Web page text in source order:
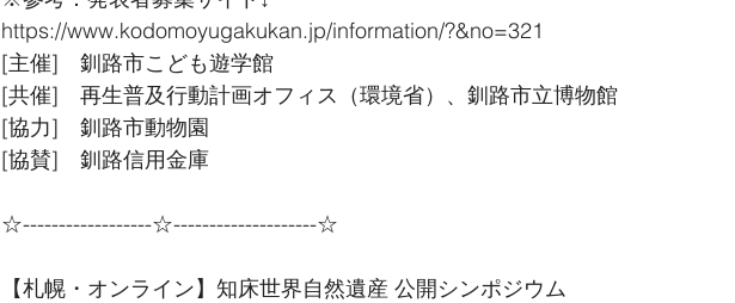
https://www.kodomoyugakukan.jp/information/?&no=321
[主催]　釧路市こども遊学館
[共催]　再生普及行動計画オフィス（環境省）、釧路市立博物館
[協力]　釧路市動物園
[協賛]　釧路信用金庫
☆------------------☆--------------------☆
【札幌・オンライン】知床世界自然遺産 公開シンポジウム